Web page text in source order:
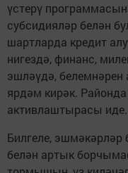
үстерү
субсидияләр белән
шартларда кредит
нигездә, финанс,
эшләүдә, белемнәрен
ярдәм кирәк.
активлаштырасы иде.
Билгеле,
белән артык